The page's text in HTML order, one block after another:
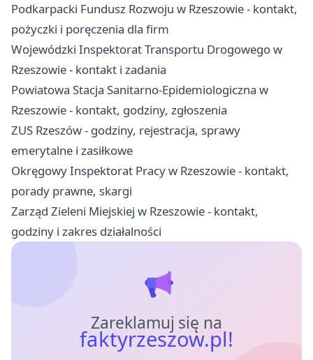
Podkarpacki Fundusz Rozwoju w Rzeszowie - kontakt,
pożyczki i poręczenia dla firm
Wojewódzki Inspektorat Transportu Drogowego w
Rzeszowie - kontakt i zadania
Powiatowa Stacja Sanitarno-Epidemiologiczna w
Rzeszowie - kontakt, godziny, zgłoszenia
ZUS Rzeszów - godziny, rejestracja, sprawy
emerytalne i zasiłkowe
Okręgowy Inspektorat Pracy w Rzeszowie - kontakt,
porady prawne, skargi
Zarząd Zieleni Miejskiej w Rzeszowie - kontakt,
godziny i zakres działalności
Zareklamuj się na
faktyrzeszow.pl!